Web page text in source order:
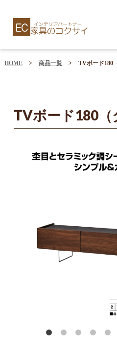
HOME > 商品一覧 > TVボード180
TVボード180（